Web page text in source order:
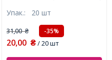
(УТ000004267)
Упак.: 20 шт
31,00₴ -35%
20,00 ₴/ 20 шт